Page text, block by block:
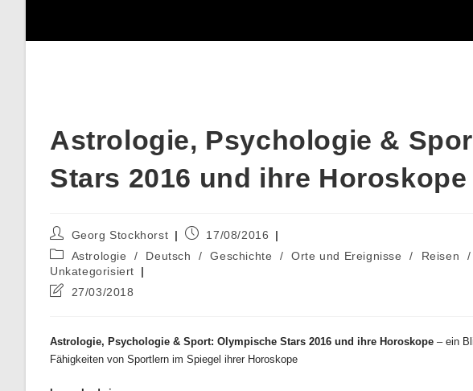
Astrologie, Psychologie &
Stars 2016 und ihre Horoskope
Beitrags-
Autor:
Georg Stockhorst
Beitrag17/08/2016
Beitrags-
Kategorie:
Astrologie / Deutsch / Geschichte / Orte und Ereignisse / Reisen /
Unkategorisiert
Beitrag
am:
27/03/2018
Astrologie, Psychologie & Sport: Olympische Stars 2016 und ihre Horoskope – ein
Fähigkeiten von Sportlern im Spiegel ihrer Horoskope